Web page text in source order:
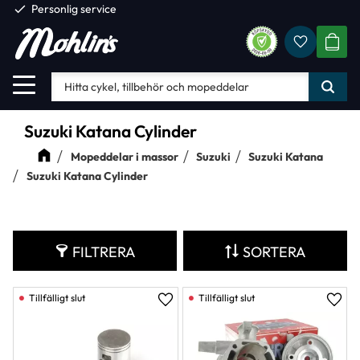
Meny
check Personlig service
Suzuki Katana Cylinder
Mopeddelar i massor Suzuki
Suzuki Katana
Suzuki Katana Cylinder
FILTRERA SORTERA
Lägg till i favoriter